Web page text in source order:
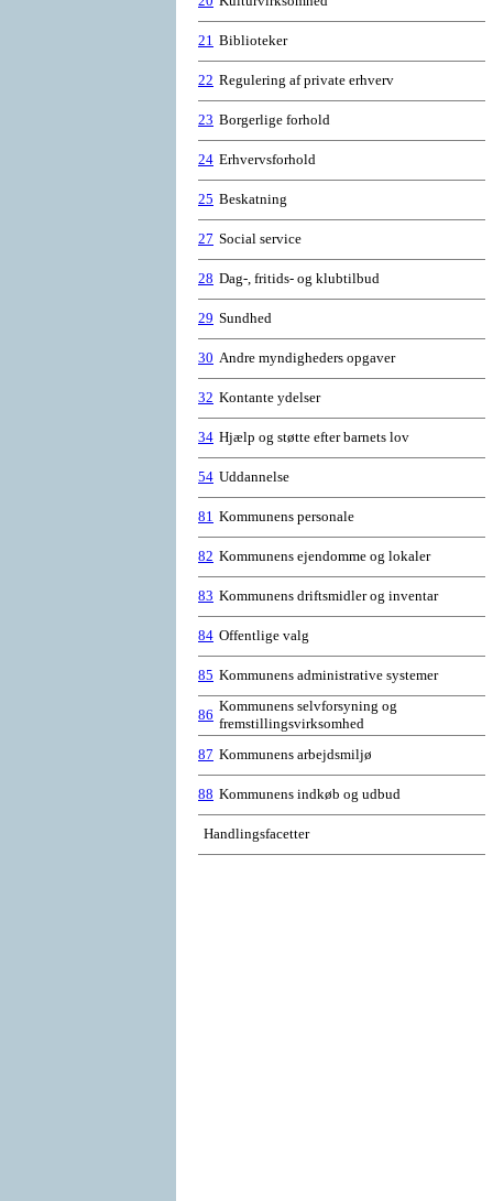
21 Biblioteker
22 Regulering af private erhverv
23 Borgerlige forhold
24 Erhvervsforhold
25 Beskatning
27 Social service
28 Dag-, fritids- og klubtilbud
29 Sundhed
30 Andre myndigheders opgaver
32 Kontante ydelser
34 Hjælp og støtte efter barnets lov
54 Uddannelse
81 Kommunens personale
82 Kommunens ejendomme og lokaler
83 Kommunens driftsmidler og inventar
84 Offentlige valg
85 Kommunens administrative systemer
86
Kommunens selvforsyning og
fremstillingsvirksomhed
87 Kommunens arbejdsmiljø
88 Kommunens indkøb og udbud
Handlingsfacetter